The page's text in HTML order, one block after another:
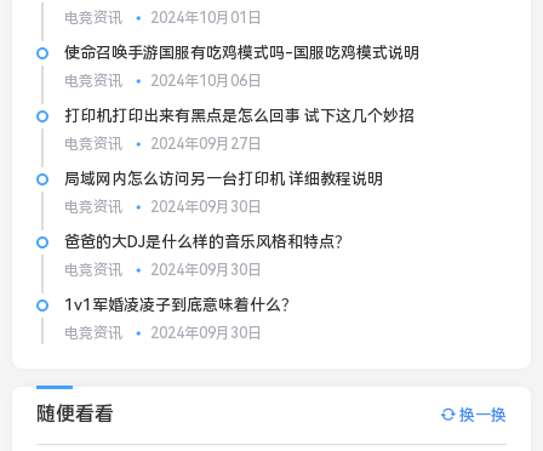
电竞资讯 2024年10月01日
使命召唤手游国服有吃鸡模式吗-国服吃鸡模式说明
电竞资讯 2024年10月06日
打印机打印出来有黑点是怎么回事 试下这几个妙招
电竞资讯 2024年09月27日
局域网内怎么访问另一台打印机 详细教程说明
电竞资讯 2024年09月30日
爸爸的大DJ是什么样的音乐风格和特点？
电竞资讯 2024年09月30日
1v1军婚凌凌子到底意味着什么？
电竞资讯 2024年09月30日
随便看看 换一换